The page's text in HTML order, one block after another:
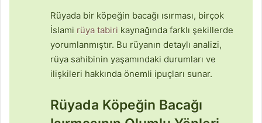
Rüyada bir köpeğin bacağı ısırması, birçok
İslami rüya tabiri kaynağında farklı şekillerde
yorumlanmıştır. Bu rüyanın detaylı analizi,
rüya sahibinin yaşamındaki durumları ve
ilişkileri hakkında önemli ipuçları sunar.
Rüyada Köpeğin Bacağı